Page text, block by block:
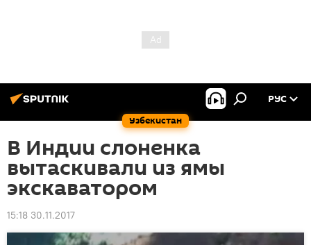
Узбекистан
РУС
В Индии слоненка
вытаскивали из ямы
экскаватором
15:18 30.11.2017